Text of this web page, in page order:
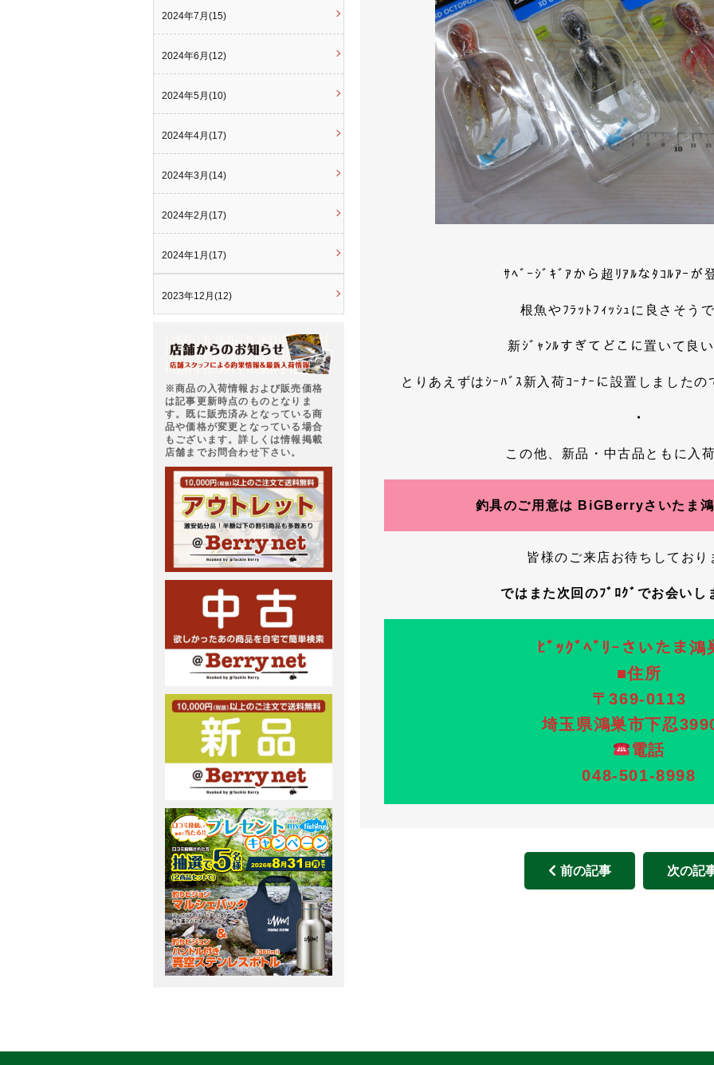
ｻﾍﾞｰｼﾞｷﾞｱから超ﾘｱﾙなﾀｺﾙｱｰが
根魚やﾌﾗｯﾄﾌｨｯｼｭに良さそう
新ｼﾞｬﾝﾙすぎてどこに置いて良
とりあえずはｼｰﾊﾞｽ新入荷ｺｰﾅｰに設置しました
・
この他、新品・中古品ともに入
釣具のご用意は BiGBerryさいたま
皆様のご来店お待ちしており
ではまた次回のﾌﾞﾛｸﾞでお会いし
ﾋﾞｯｸﾞﾍﾞﾘｰさいたま鴻
■住所
〒369-0113
埼玉県鴻巣市下忍
電話
048-501-8998
前の記事 次の記
2024年7月(15)
2024年6月(12)
2024年5月(10)
2024年4月(17)
2024年3月(14)
2024年2月(17)
2024年1月(17)
2023年12月(12)
※商品の入荷情報および販売価格
は記事更新時点のものとなりま
す。既に販売済みとなっている商
品や価格が変更となっている場合
もございます。詳しくは情報掲載
店舗までお問合わせ下さい。